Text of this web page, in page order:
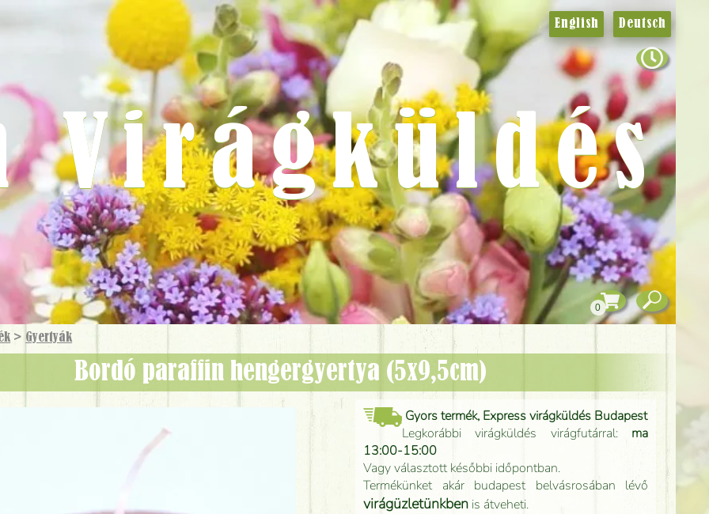
> Gyertyák
Bordó paraffin hengergyertya (5x9,5cm)
Gyors termék, Express virágküldés Budapest
Legkorábbi virágküldés virágfutárral: ma
13:00-15:00
Vagy választott későbbi időpontban.
Termékünket akár budapest belvásrosában lévő
virágüzletünkben is átveheti.
English Deutsch
Virágküldés
0